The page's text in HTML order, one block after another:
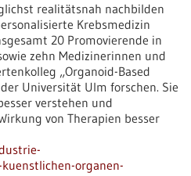
realitätsnah nachbilden
Krebsmedizin
20 Promovierende in
zehn Medizinerinnen und
„Organoid-Based
Universität Ulm forschen. Sie
verstehen und
von Therapien besser
organen-